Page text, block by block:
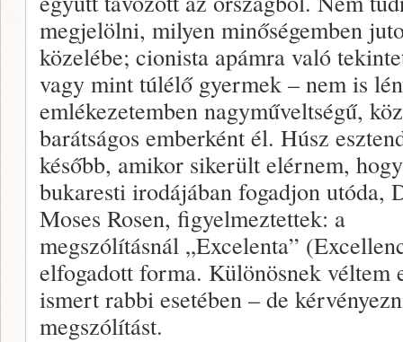
megjelölni, milyen minőségemben
közelébe; cionista apámra való
vagy mint túlélő gyermek – nem is
emlékezetemben nagyműveltségű,
barátságos emberként él. Húsz
később, amikor sikerült elérnem, hogy
bukaresti irodájában fogadjon utóda,
Moses Rosen, figyelmeztettek: a
megszólításnál „Excelenta”
elfogadott forma. Különösnek
ismert rabbi esetében – de
megszólítást.